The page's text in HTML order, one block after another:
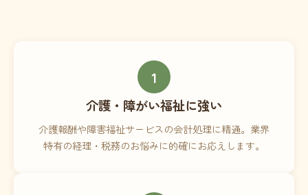
1
介護・障がい福祉に強い
介護報酬や障害福祉サービスの会計処理に精通。業界
特有の経理・税務のお悩みに的確にお応えします。